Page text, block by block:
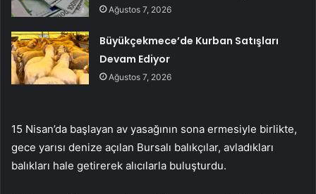
Ağustos 7, 2026
Büyükçekmece’de Kurban Satışları
Devam Ediyor
Ağustos 7, 2026
15 Nisan’da başlayan av yasağının sona ermesiyle birlikte,
gece yarısı denize açılan Bursalı balıkçılar, avladıkları
balıkları hale getirerek alıcılarla buluşturdu.